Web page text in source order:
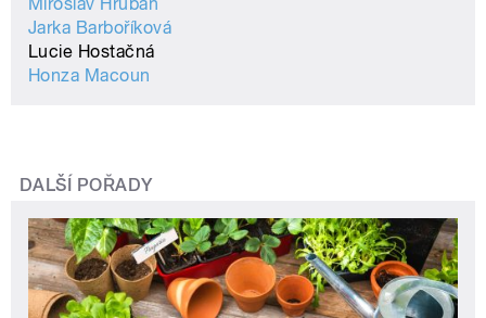
Jarka Barboříková
Lucie Hostačná
Honza Macoun
DALŠÍ POŘADY